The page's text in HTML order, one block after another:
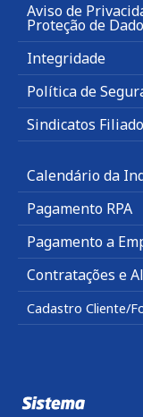
Aviso de
Proteção de
Integridade
Política de
Sindicatos
Calendário da
Pagamento RPA
Pagamento a
Contratações e
Cadastro Cliente/